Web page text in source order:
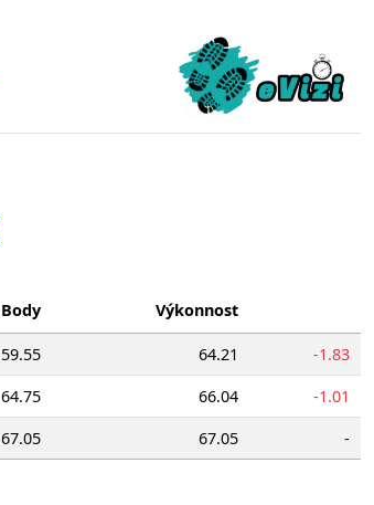
Body Výkonnost
59.55 64.21
-1.83
64.75 66.04
-1.01
67.05 67.05 -